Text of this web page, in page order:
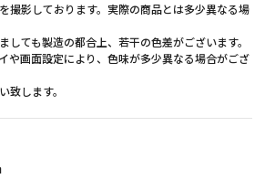
撮影しております。実際の商品とは多少異なる場
ても製造の都合上、若干の色差がございます。
や画面設定により、色味が多少異なる場合がござ
致します。